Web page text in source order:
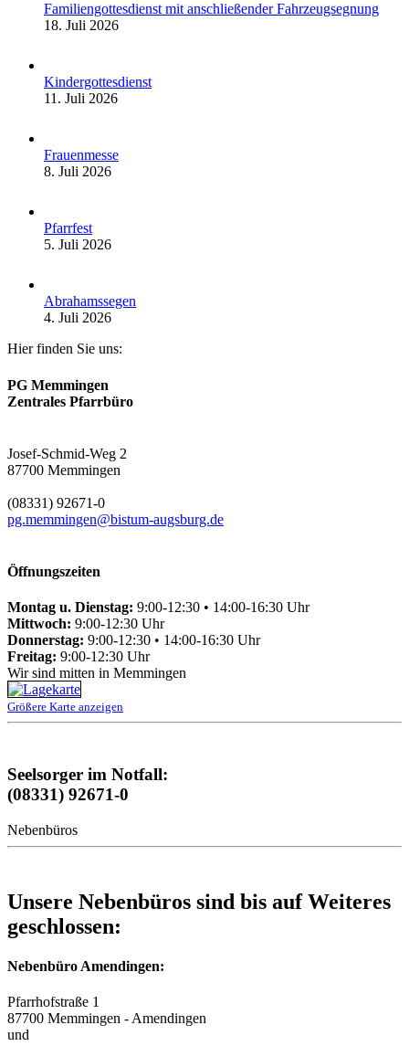
Familiengottesdienst mit anschließender Fahrzeugsegnung
18. Juli 2026
Kindergottesdienst
11. Juli 2026
Frauenmesse
8. Juli 2026
Pfarrfest
5. Juli 2026
Abrahamssegen
4. Juli 2026
Hier finden Sie uns:
PG Memmingen
Zentrales Pfarrbüro
Josef-Schmid-Weg 2
87700 Memmingen
(08331) 92671-0
pg.memmingen@bistum-augsburg.de
Öffnungszeiten
Montag u. Dienstag: 9:00-12:30 • 14:00-16:30 Uhr
Mittwoch: 9:00-12:30 Uhr
Donnerstag: 9:00-12:30 • 14:00-16:30 Uhr
Freitag: 9:00-12:30 Uhr
Wir sind mitten in Memmingen
Größere Karte anzeigen
Seelsorger im Notfall:
(08331) 92671-0
Nebenbüros
Unsere Nebenbüros sind bis auf Weiteres
geschlossen:
Nebenbüro Amendingen:
Pfarrhofstraße 1
87700 Memmingen - Amendingen
und